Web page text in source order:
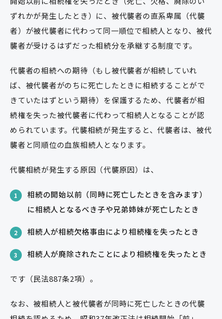
ずれかが発生したとき）に、被代襲者の直系卑属（代襲
者）が被代襲者に代わって同一順位で相続人となり、被代
襲者が受けるはずだった相続分を承継する制度です。
代襲者の相続への期待（もし被代襲者が相続していれ
ば、被代襲者がのちに死亡したときに相続することがで
きていたはずという期待）を保護するため、代襲者が相
続権を失った被代襲者に代わって相続人となることが認
められています。代襲相続が発生すると、代襲者は、被代
襲者と同順位の血族相続人となります。
代襲相続が発生する原因（代襲原因）は、
1
相続の開始以前（同時に死亡したときを含みます）
に相続人となるべき子や兄弟姉妹が死亡したとき
2 相続人が相続欠格事由により相続権を失ったとき
3 相続人が廃除されたことにより相続権を失ったとき
です（民法887条2項）。
なお、被相続人と被代襲者が同時に死亡したときの代襲